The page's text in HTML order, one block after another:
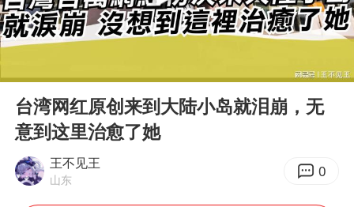
情侣在平潭拍日出时坠崖致一死一伤
老挝国会主席赛宋蓬逝世
购飞机票7分钟后退票被扣2022元
白海豚将正面袭击贯穿浙江
酒店回应车内过夜被收150元
Play
台湾网红原创来到大陆小岛就泪崩，无
意到这里治愈了她
王不见王
山东 0